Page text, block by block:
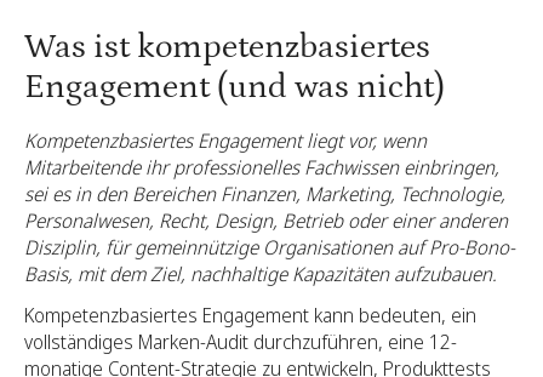
Was ist kompetenzbasiertes
Engagement (und was nicht)
Kompetenzbasiertes Engagement liegt vor, wenn
Mitarbeitende ihr professionelles Fachwissen einbringen,
sei es in den Bereichen Finanzen, Marketing, Technologie,
Personalwesen, Recht, Design, Betrieb oder einer anderen
Disziplin, für gemeinnützige Organisationen auf Pro-Bono-
Basis, mit dem Ziel, nachhaltige Kapazitäten aufzubauen.
Kompetenzbasiertes Engagement kann bedeuten, ein
vollständiges Marken-Audit durchzuführen, eine 12-
monatige Content-Strategie zu entwickeln, Produkttests